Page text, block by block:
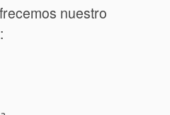
nuestro